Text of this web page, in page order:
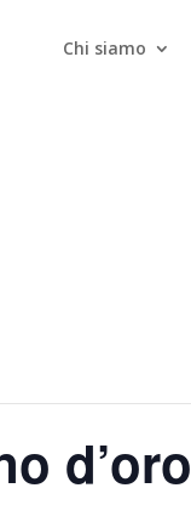
Chi siamo
d’oro